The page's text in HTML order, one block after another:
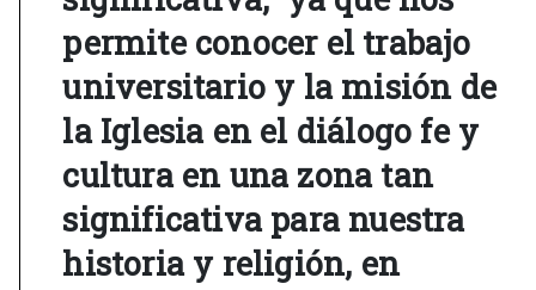
permite conocer el trabajo
universitario y la misión de
la Iglesia en el diálogo fe y
cultura en una zona tan
significativa para nuestra
historia y religión, en